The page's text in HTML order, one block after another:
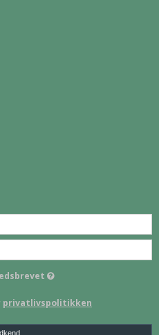
privatlivspolitikken